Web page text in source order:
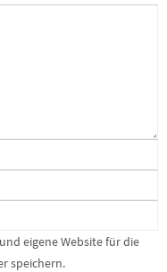
eigene Website für die
speichern.